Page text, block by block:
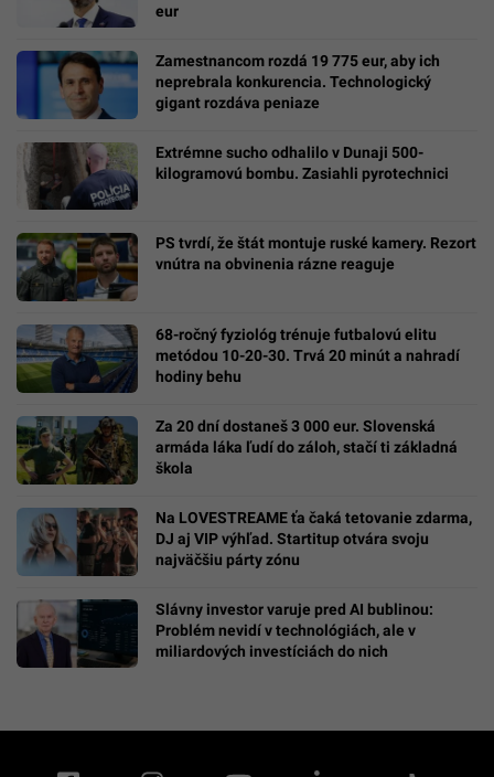
eur
Zamestnancom rozdá 19 775 eur, aby ich
neprebrala konkurencia. Technologický
gigant rozdáva peniaze
Extrémne sucho odhalilo v Dunaji 500-
kilogramovú bombu. Zasiahli pyrotechnici
PS tvrdí, že štát montuje ruské kamery. Rezort
vnútra na obvinenia rázne reaguje
68-ročný fyziológ trénuje futbalovú elitu
metódou 10-20-30. Trvá 20 minút a nahradí
hodiny behu
Za 20 dní dostaneš 3 000 eur. Slovenská
armáda láka ľudí do záloh, stačí ti základná
škola
Na LOVESTREAME ťa čaká tetovanie zdarma,
DJ aj VIP výhľad. Startitup otvára svoju
najväčšiu párty zónu
Slávny investor varuje pred AI bublinou:
Problém nevidí v technológiách, ale v
miliardových investíciách do nich